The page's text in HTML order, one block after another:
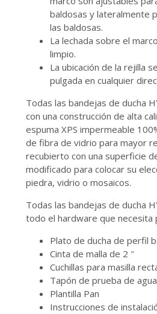
baldosas y lateralmente
las baldosas.
La lechada sobre el
limpio.
La ubicación de la rejilla
pulgada en cualquier
Todas las bandejas de ducha
con una construcción de alta
espuma XPS impermeable
de fibra de vidrio para mayor
recubierto con una superficie
modificado para colocar su
piedra, vidrio o mosaicos.
Todas las bandejas de ducha
todo el hardware que necesita
Plato de ducha de perfil
Cinta de malla de 2 ″
Cuchillas para masilla
Tapón de prueba de agua
Plantilla Pan
Instrucciones de